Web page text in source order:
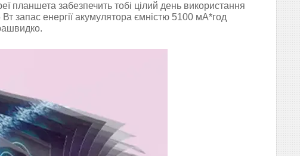
планшета забезпечить тобі цілий день використання
запас енергії акумулятора ємністю 5100 мА*год